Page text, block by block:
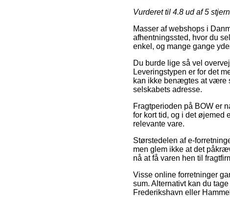
Vurderet til 4.8 ud af 5
Masser af webshops i
afhentningssted, hvor du
enkel, og mange gange
Du burde lige så vel
Leveringstypen er for det
kan ikke benægtes at være
selskabets adresse.
Fragtperioden på BOW er
for kort tid, og i det øjemed
relevante vare.
Størstedelen af e-
men glem ikke at det
nå at få varen hen til
Visse online forretninger
sum. Alternativt kan du
Frederikshavn eller